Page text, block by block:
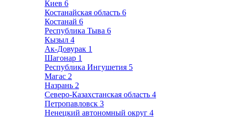
Киев 6
Костанайская область 6
Костанай 6
Республика Тыва 6
Кызыл 4
Ак-Довурак 1
Шагонар 1
Республика Ингушетия 5
Магас 2
Назрань 2
Северо-Казахстанская область 4
Петропавловск 3
Ненецкий автономный округ 4